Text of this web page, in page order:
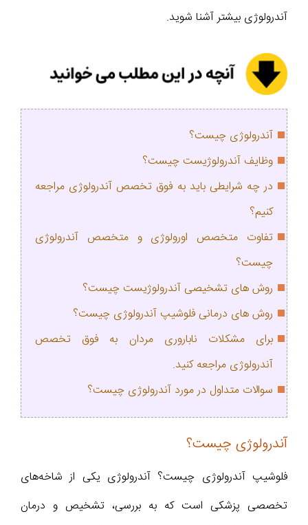
آندرولوژی بیشتر آشنا شوید.
آندرولوژی چیست؟
وظایف آندرولوژیست چیست؟
در چه شرایطی باید به فوق تخصص آندرولوژی مراجعه
کنیم؟
تفاوت متخصص اورولوژی و متخصص آندرولوژی
چیست؟
روش های تشخیصی آندرولوژیست چیست؟
روش های درمانی فلوشیپ آندرولوژی چیست؟
برای مشکلات ناباروری مردان به فوق تخصص
آندرولوژی مراجعه کنید.
سوالات متداول در مورد آندرولوژی چیست؟
آندرولوژی چیست؟
فلوشیپ آندرولوژی چیست؟ آندرولوژی یکی از شاخه‌های
تخصصی پزشکی است که به بررسی، تشخیص و درمان